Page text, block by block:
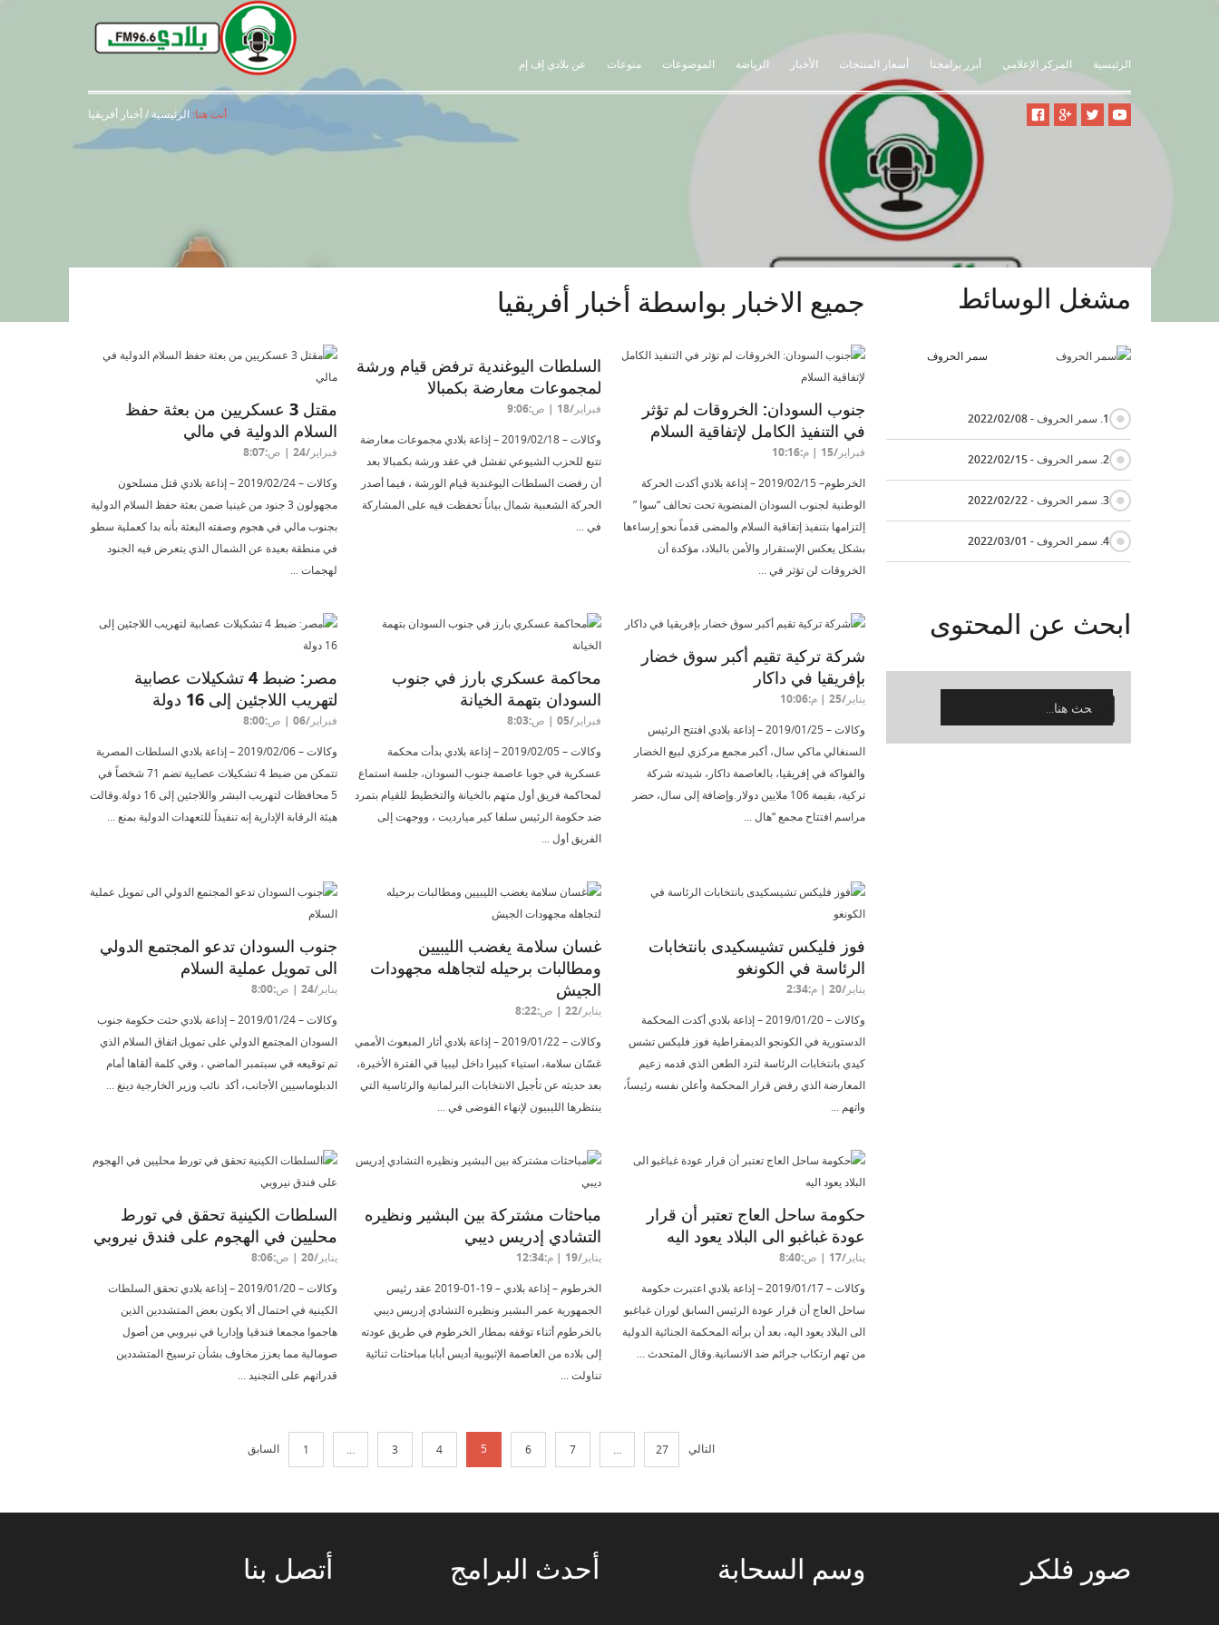
الرئيسية المركز الإعلامي أبرز برامجنا أسعار المنتجات الأخبار الرياضة الموضوعات منوعات عن بلادي إف إم
أنت هنا: الرئيسية/ أخبار أفريقيا
جميع الاخبار بواسطة أخبار أفريقيا
مقتل 3 عسكريين من بعثة حفظ
السلام الدولية في مالي
فبراير/24 | ص:8:07
وكالات – 2019/02/24 – إذاعة بلادي قتل مسلحون
مجهولون 3 جنود من غينيا ضمن بعثة حفظ السلام الدولية
بجنوب مالي في هجوم وصفته البعثة بأنه بدا كعملية سطو
في منطقة بعيدة عن الشمال الذي يتعرض فيه الجنود
لهجمات ...
السلطات اليوغندية ترفض قيام ورشة
لمجموعات معارضة بكمبالا
فبراير/18 | ص:9:06
وكالات – 2019/02/18 – إذاعة بلادي مجموعات معارضة
تتبع للحزب الشيوعي تفشل في عقد ورشة بكمبالا بعد
أن رفضت السلطات اليوغندية قيام الورشة ، فيما أصدر
الحركة الشعبية شمال بياناً تحفظت فيه على المشاركة
في ...
جنوب السودان: الخروقات لم تؤثر
في التنفيذ الكامل لإتفاقية السلام
فبراير/15 | م:10:16
الخرطوم– 2019/02/15 – إذاعة بلادي أكدت الحركة
الوطنية لجنوب السودان المنضوية تحت تحالف “سوا ”
إلتزامها بتنفيذ إتفاقية السلام والمضى قدماً نحو إرساءها
بشكل يعكس الإستقرار والأمن بالبلاد، مؤكدة أن
الخروقات لن تؤثر في ...
مصر: ضبط 4 تشكيلات عصابية
لتهريب اللاجئين إلى 16 دولة
فبراير/06 | ص:8:00
وكالات – 2019/02/06 – إذاعة بلادي السلطات المصرية
تتمكن من ضبط 4 تشكيلات عصابية تضم 71 شخصاً في
5 محافظات لتهريب البشر واللاجئين إلى 16 دولة.وقالت
هيئة الرقابة الإدارية إنه تنفيذاً للتعهدات الدولية بمنع ...
محاكمة عسكري بارز في جنوب
السودان بتهمة الخيانة
فبراير/05 | ص:8:03
وكالات – 2019/02/05 – إذاعة بلادي بدأت محكمة
عسكرية في جوبا عاصمة جنوب السودان، جلسة استماع
لمحاكمة فريق أول متهم بالخيانة والتخطيط للقيام بتمرد
ضد حكومة الرئيس سلفا كير ميارديت ، ووجهت إلى
الفريق أول ...
شركة تركية تقيم أكبر سوق خضار
بإفريقيا في داكار
يناير/25 | م:10:06
وكالات – 2019/01/25 – إذاعة بلادي افتتح الرئيس
السنغالي ماكي سال، أكبر مجمع مركزي لبيع الخضار
والفواكه في إفريقيا، بالعاصمة داكار، شيدته شركة
تركية، بقيمة 106 ملايين دولار.وإضافة إلى سال، حضر
مراسم افتتاح مجمع “هال ...
جنوب السودان تدعو المجتمع الدولي
الى تمويل عملية السلام
يناير/24 | ص:8:00
وكالات – 2019/01/24 – إذاعة بلادي حثت حكومة جنوب
السودان المجتمع الدولي على تمويل اتفاق السلام الذي
تم توقيعه في سبتمبر الماضي ، وفي كلمة ألقاها أمام
الدبلوماسيين الأجانب، أكد نائب وزير الخارجية دينغ ...
غسان سلامة يغضب الليبيين
ومطالبات برحيله لتجاهله مجهودات
الجيش
يناير/22 | ص:8:22
وكالات – 2019/01/22 – إذاعة بلادي أثار المبعوث الأممي
غسّان سلامة، استياء كبيرا داخل ليبيا في الفترة الأخيرة،
بعد حديثه عن تأجيل الانتخابات البرلمانية والرئاسية التي
ينتظرها الليبيون لإنهاء الفوضى في ...
فوز فليكس تشيسكيدى بانتخابات
الرئاسة في الكونغو
يناير/20 | م:2:34
وكالات – 2019/01/20 – إذاعة بلادي أكدت المحكمة
الدستورية في الكونجو الديمقراطية فوز فليكس تشس
كيدي بانتخابات الرئاسة لترد الطعن الذي قدمه زعيم
المعارضة الذي رفض قرار المحكمة وأعلن نفسه رئيساً،
واتهم ...
السلطات الكينية تحقق في تورط
محليين في الهجوم على فندق نيروبي
يناير/20 | ص:8:06
وكالات – 2019/01/20 – إذاعة بلادي تحقق السلطات
الكينية في احتمال ألا يكون بعض المتشددين الذين
هاجموا مجمعا فندقيا وإداريا في نيروبي من أصول
صومالية مما يعزز مخاوف بشأن ترسيخ المتشددين
قدراتهم على التجنيد ...
مباحثات مشتركة بين البشير ونظيره
التشادي إدريس ديبي
يناير/19 | م:12:34
الخرطوم – إذاعة بلادي – 19-01-2019 عقد رئيس
الجمهورية عمر البشير ونظيره التشادي إدريس ديبي
بالخرطوم أثناء توقفه بمطار الخرطوم في طريق عودته
إلى بلاده من العاصمة الإثيوبية أديس أبابا مباحثات ثنائية
تناولت ...
حكومة ساحل العاج تعتبر أن قرار
عودة غباغبو الى البلاد يعود اليه
يناير/17 | ص:8:40
وكالات – 2019/01/17 – إذاعة بلادي اعتبرت حكومة
ساحل العاج أن قرار عودة الرئيس السابق لوران غباغبو
الى البلاد يعود اليه، بعد أن برأته المحكمة الجنائية الدولية
من تهم ارتكاب جرائم ضد الانسانية.وقال المتحدث ...
السابق 1 … 3 4 5 6 7 … 27 التالي
مشغل الوسائط
سمر الحروف
1. سمر الحروف - 2022/02/08 {
2. سمر الحروف - 2022/02/15 {
3. سمر الحروف - 2022/02/22 {
4. سمر الحروف - 2022/03/01 {
ابحث عن المحتوى
أتصل بنا أحدث البرامج وسم السحابة صور فلكر